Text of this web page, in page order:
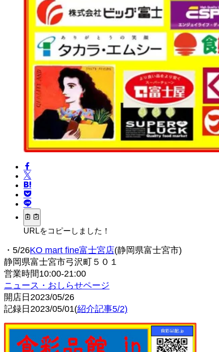
URLをコピーしました！
・5/26KO mart fine富士宮店(静岡県富士宮市)
静岡県富士宮市弓沢町５０１
営業時間10:00-21:00
ニュース・おしらせページ
開店日2023/05/26
記録日2023/05/01(紹介記事5/2)